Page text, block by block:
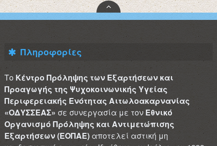
Πληροφορίες
Το Κέντρο Πρόληψης των Εξαρτήσεων και
Προαγωγής της Ψυχοκοινωνικής Υγείας
Περιφερειακής Ενότητας Αιτωλοακαρνανίας
«ΟΔΥΣΣΕΑΣ» σε συνεργασία με τον Εθνικό
Οργανισμό Πρόληψης και Αντιμετώπισης
Εξαρτήσεων (ΕΟΠΑΕ)αποτελεί αστική μη